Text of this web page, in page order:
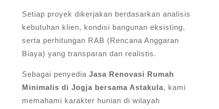
Setiap proyek dikerjakan berdasarkan analisis
kebutuhan klien, kondisi bangunan eksisting,
serta perhitungan RAB (Rencana Anggaran
Biaya) yang transparan dan realistis.
Sebagai penyedia Jasa Renovasi Rumah
Minimalis di Jogja bersama Astakula, kami
memahami karakter hunian di wilayah